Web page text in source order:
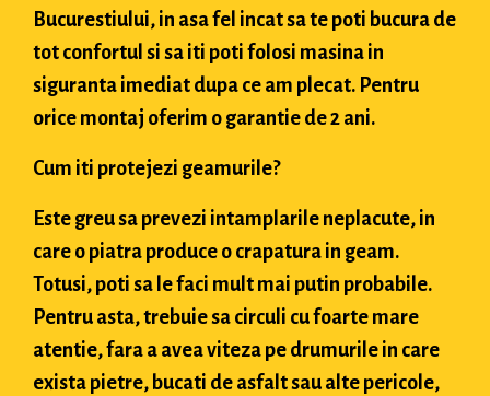
Bucurestiului, in asa fel incat sa te poti bucura de
tot confortul si sa iti poti folosi masina in
siguranta imediat dupa ce am plecat. Pentru
orice montaj oferim o garantie de 2 ani.
Cum iti protejezi geamurile?
Este greu sa prevezi intamplarile neplacute, in
care o piatra produce o crapatura in geam.
Totusi, poti sa le faci mult mai putin probabile.
Pentru asta, trebuie sa circuli cu foarte mare
atentie, fara a avea viteza pe drumurile in care
exista pietre, bucati de asfalt sau alte pericole,